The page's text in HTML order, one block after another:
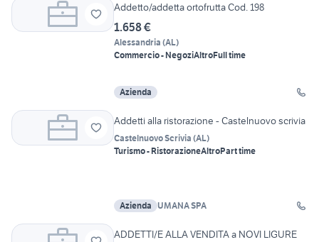
Addetto/addetta ortofrutta Cod. 198
1.658 €
Alessandria (AL)
Commercio - NegoziAltroFull time
Azienda
Addetti alla ristorazione - Castelnuovo scrivia
Castelnuovo Scrivia (AL)
Turismo - RistorazioneAltroPart time
Azienda UMANA SPA
ADDETTI/E ALLA VENDITA a NOVI LIGURE